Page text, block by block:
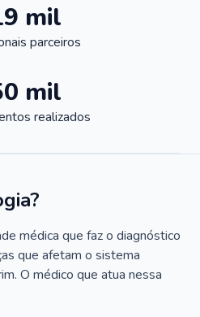
mil
parceiros
mil
realizados
médica que faz o diagnóstico
que afetam o sistema
O médico que atua nessa